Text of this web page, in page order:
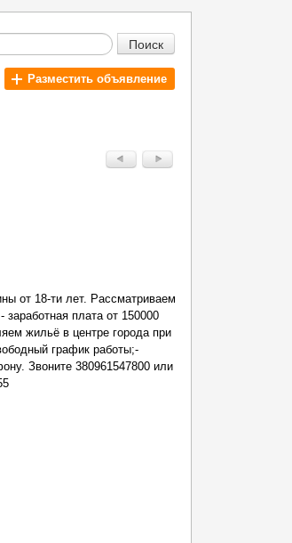
Поиск
Разместить объявление
от 18-ти лет. Рассматриваем
плата от 150000
жильё в центре города при
график работы;-
Звоните 380961547800 или